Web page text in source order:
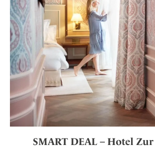
SMART DEAL – Hotel